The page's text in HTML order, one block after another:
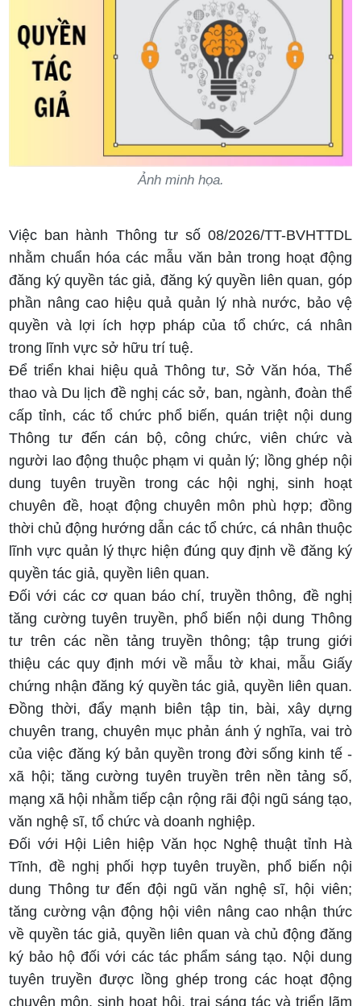
Ảnh minh họa.
Việc ban hành Thông tư số 08/2026/TT-BVHTTDL
nhằm chuẩn hóa các mẫu văn bản trong hoạt động
đăng ký quyền tác giả, đăng ký quyền liên quan, góp
phần nâng cao hiệu quả quản lý nhà nước, bảo vệ
quyền và lợi ích hợp pháp của tổ chức, cá nhân
trong lĩnh vực sở hữu trí tuệ.
Để triển khai hiệu quả Thông tư, Sở Văn hóa, Thể
thao và Du lịch đề nghị các sở, ban, ngành, đoàn thể
cấp tỉnh, các tổ chức phổ biến, quán triệt nội dung
Thông tư đến cán bộ, công chức, viên chức và
người lao động thuộc phạm vi quản lý; lồng ghép nội
dung tuyên truyền trong các hội nghị, sinh hoạt
chuyên đề, hoạt động chuyên môn phù hợp; đồng
thời chủ động hướng dẫn các tổ chức, cá nhân thuộc
lĩnh vực quản lý thực hiện đúng quy định về đăng ký
quyền tác giả, quyền liên quan.
Đối với các cơ quan báo chí, truyền thông, đề nghị
tăng cường tuyên truyền, phổ biến nội dung Thông
tư trên các nền tảng truyền thông; tập trung giới
thiệu các quy định mới về mẫu tờ khai, mẫu Giấy
chứng nhận đăng ký quyền tác giả, quyền liên quan.
Đồng thời, đẩy mạnh biên tập tin, bài, xây dựng
chuyên trang, chuyên mục phản ánh ý nghĩa, vai trò
của việc đăng ký bản quyền trong đời sống kinh tế -
xã hội; tăng cường tuyên truyền trên nền tảng số,
mạng xã hội nhằm tiếp cận rộng rãi đội ngũ sáng tạo,
văn nghệ sĩ, tổ chức và doanh nghiệp.
Đối với Hội Liên hiệp Văn học Nghệ thuật tỉnh Hà
Tĩnh, đề nghị phối hợp tuyên truyền, phổ biến nội
dung Thông tư đến đội ngũ văn nghệ sĩ, hội viên;
tăng cường vận động hội viên nâng cao nhận thức
về quyền tác giả, quyền liên quan và chủ động đăng
ký bảo hộ đối với các tác phẩm sáng tạo. Nội dung
tuyên truyền được lồng ghép trong các hoạt động
chuyên môn, sinh hoạt hội, trại sáng tác và triển lãm